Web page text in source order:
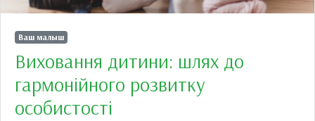
Ваш малыш
Виховання дитини: шлях до
гармонійного розвитку
особистості